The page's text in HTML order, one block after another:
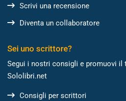
Scrivi una recensione
Diventa un collaboratore
Sei uno scrittore?
Segui i nostri consigli e promuovi il
Sololibri.net
Consigli per scrittori